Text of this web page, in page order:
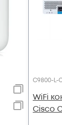
C9800-L-
WiFi
Cisco